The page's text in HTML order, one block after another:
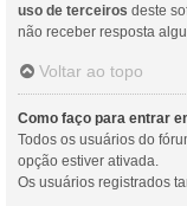
uso de terceiros deste
não receber resposta
Voltar ao topo
Como faço para entrar
Todos os usuários do
opção estiver ativada.
Os usuários registrados